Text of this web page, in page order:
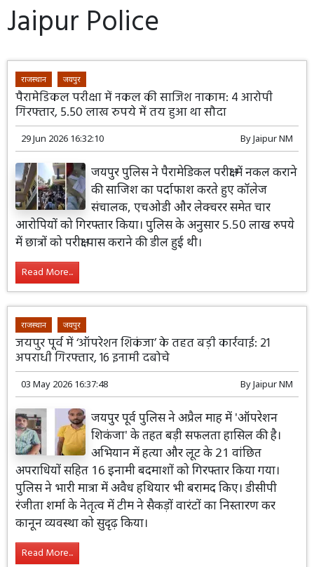
Jaipur Police
राजस्थान जयपुर
पैरामेडिकल परीक्षा में नकल की साजिश नाकाम: 4 आरोपी
गिरफ्तार, 5.50 लाख रुपये में तय हुआ था सौदा
29 Jun 2026 16:32:10 ByJaipur NM
जयपुर पुलिस ने पैरामेडिकल परीक्षा में नकल कराने
की साजिश का पर्दाफाश करते हुए कॉलेज
संचालक, एचओडी और लेक्चरर समेत चार
आरोपियों को गिरफ्तार किया। पुलिस के अनुसार 5.50 लाख रुपये
में छात्रों को परीक्षा पास कराने की डील हुई थी।
Read More...
राजस्थान जयपुर
जयपुर पूर्व में ‘ऑपरेशन शिकंजा’ के तहत बड़ी कार्रवाई: 21
अपराधी गिरफ्तार, 16 इनामी दबोचे
03 May 2026 16:37:48 ByJaipur NM
जयपुर पूर्व पुलिस ने अप्रैल माह में 'ऑपरेशन
शिकंजा' के तहत बड़ी सफलता हासिल की है।
अभियान में हत्या और लूट के 21 वांछित
अपराधियों सहित 16 इनामी बदमाशों को गिरफ्तार किया गया।
पुलिस ने भारी मात्रा में अवैध हथियार भी बरामद किए। डीसीपी
रंजीता शर्मा के नेतृत्व में टीम ने सैकड़ों वारंटों का निस्तारण कर
कानून व्यवस्था को सुदृढ़ किया।
Read More...